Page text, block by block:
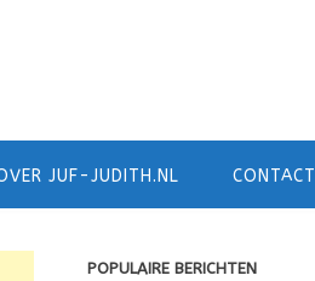
JUF-JUDITH.NL CONTACT
POPULAIRE BERICHTEN